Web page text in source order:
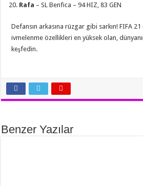
Rafa – SL Benfica – 94 HIZ, 83 GEN
Defansın arkasına rüzgar gibi sarkın! FIFA
ivmelenme özellikleri en yüksek olan,
keşfedin.
Benzer Yazılar